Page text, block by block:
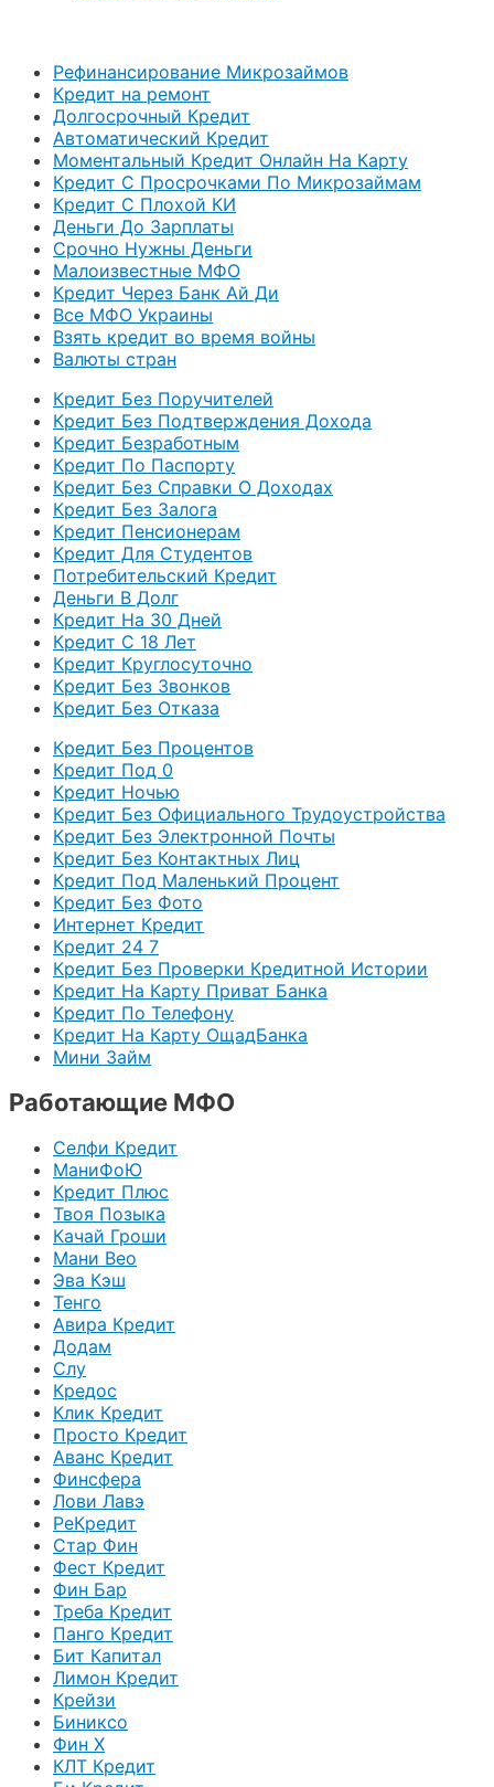
Рефинансирование Микрозаймов
Кредит на ремонт
Долгосрочный Кредит
Автоматический Кредит
Моментальный Кредит Онлайн На Карту
Кредит С Просрочками По Микрозаймам
Кредит С Плохой КИ
Деньги До Зарплаты
Срочно Нужны Деньги
Малоизвестные МФО
Кредит Через Банк Ай Ди
Все МФО Украины
Взять кредит во время войны
Валюты стран
Кредит Без Поручителей
Кредит Без Подтверждения Дохода
Кредит Безработным
Кредит По Паспорту
Кредит Без Справки О Доходах
Кредит Без Залога
Кредит Пенсионерам
Кредит Для Студентов
Потребительский Кредит
Деньги В Долг
Кредит На 30 Дней
Кредит С 18 Лет
Кредит Круглосуточно
Кредит Без Звонков
Кредит Без Отказа
Кредит Без Процентов
Кредит Под 0
Кредит Ночью
Кредит Без Официального Трудоустройства
Кредит Без Электронной Почты
Кредит Без Контактных Лиц
Кредит Под Маленький Процент
Кредит Без Фото
Интернет Кредит
Кредит 24 7
Кредит Без Проверки Кредитной Истории
Кредит На Карту Приват Банка
Кредит По Телефону
Кредит На Карту ОщадБанка
Мини Займ
Работающие МФО
Селфи Кредит
МаниФоЮ
Кредит Плюс
Твоя Позыка
Качай Гроши
Мани Вео
Эва Кэш
Тенго
Авира Кредит
Додам
Слу
Кредос
Клик Кредит
Просто Кредит
Аванс Кредит
Финсфера
Лови Лавэ
РеКредит
Стар Фин
Фест Кредит
Фин Бар
Треба Кредит
Панго Кредит
Бит Капитал
Лимон Кредит
Крейзи
Биниксо
Фин Х
КЛТ Кредит